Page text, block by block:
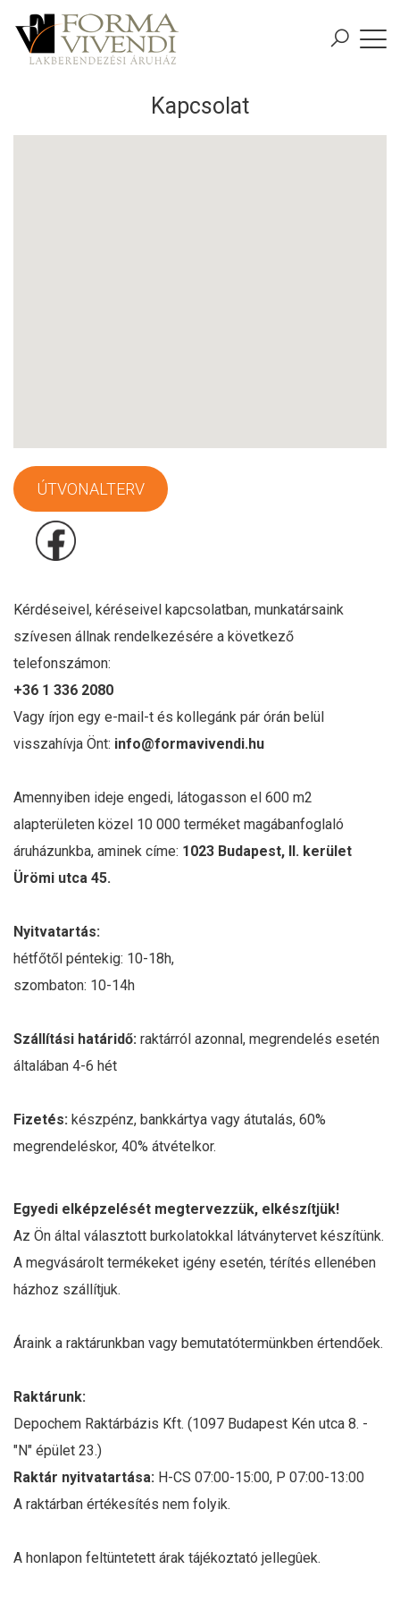
Kapcsolat
ÚTVONALTERV
Kérdéseivel, kéréseivel kapcsolatban, munkatársaink
szívesen állnak rendelkezésére a következő
telefonszámon:
+36 1 336 2080
Vagy írjon egy e-mail-t és kollegánk pár órán belül
visszahívja Önt: info@formavivendi.hu
Amennyiben ideje engedi, látogasson el 600 m2
alapterületen közel 10 000 terméket magábanfoglaló
áruházunkba, aminek címe: 1023 Budapest, II. kerület
Ürömi utca 45.
Nyitvatartás:
hétfőtől péntekig: 10-18h,
szombaton: 10-14h
Szállítási határidő: raktárról azonnal, megrendelés esetén
általában 4-6 hét
Fizetés: készpénz, bankkártya vagy átutalás, 60%
megrendeléskor, 40% átvételkor.
Egyedi elképzelését megtervezzük, elkészítjük!
Az Ön által választott burkolatokkal látványtervet készítünk.
A megvásárolt termékeket igény esetén, térítés ellenében
házhoz szállítjuk.
Áraink a raktárunkban vagy bemutatótermünkben értendőek.
Raktárunk:
Depochem Raktárbázis Kft. (1097 Budapest Kén utca 8. -
"N" épület 23.)
Raktár nyitvatartása: H-CS 07:00-15:00, P 07:00-13:00
A raktárban értékesítés nem folyik.
A honlapon feltüntetett árak tájékoztató jellegûek.